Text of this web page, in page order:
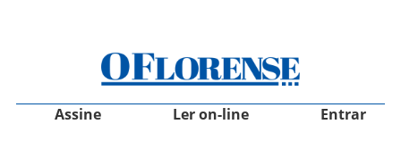
Assine Ler on-line Entrar